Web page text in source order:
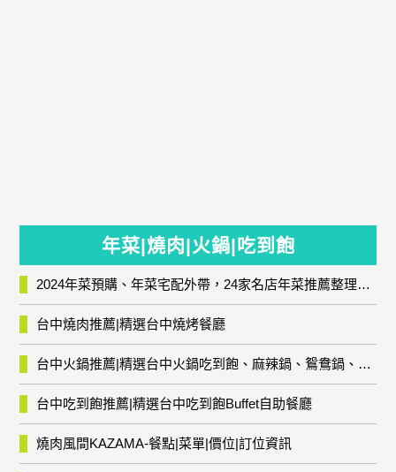
年菜|燒肉|火鍋|吃到飽
2024年菜預購、年菜宅配外帶，24家名店年菜推薦整理，圍爐輕鬆上菜團圓趣
台中燒肉推薦|精選台中燒烤餐廳
台中火鍋推薦|精選台中火鍋吃到飽、麻辣鍋、鴛鴦鍋、石頭火鍋、酸菜白肉鍋、海鮮鍋、燒酒雞、麻油雞、壽喜燒等熱門人氣火鍋店!
台中吃到飽推薦|精選台中吃到飽Buffet自助餐廳
燒肉風間KAZAMA-餐點|菜單|價位|訂位資訊